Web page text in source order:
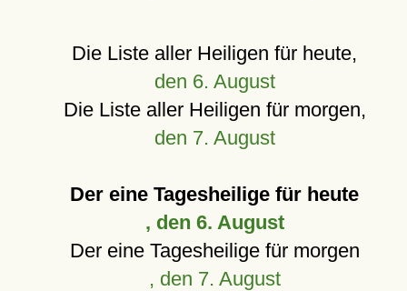
Die Liste aller Heiligen für heute,
den 6. August
Die Liste aller Heiligen für morgen,
den 7. August
Der eine Tagesheilige für heute
, den 6. August
Der eine Tagesheilige für morgen
, den 7. August